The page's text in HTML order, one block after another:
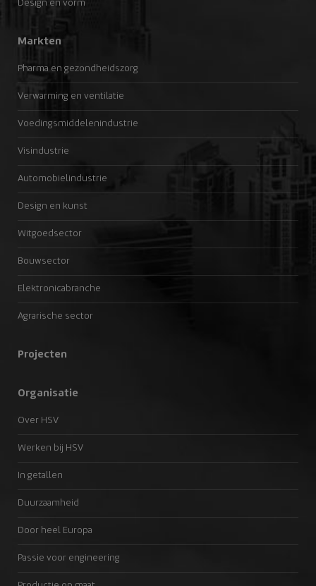
Design en vorm
Markten
Pharma en gezondheidszorg
Verwarming en ventilatie
Voedingsmiddelenindustrie
Visindustrie
Automobielindustrie
Design en kunst
Witgoedsector
Bouwsector
Elektronicabranche
Agrarische sector
Projecten
Organisatie
Over HSV
Werken bij HSV
In getallen
Duurzaamheid
Door heel Europa
Passie voor engineering